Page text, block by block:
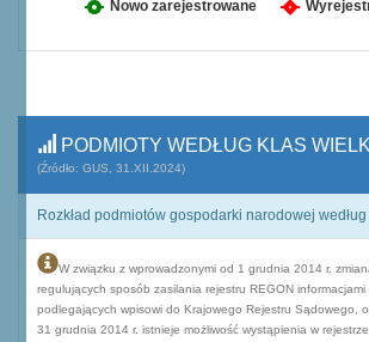
Nowo zarejestrowane
PODMIOTY WEDŁUG KLAS
(Źródło: GUS, 31.XII.2024)
Rozkład podmiotów gospodarki narodowej
W związku z wprowadzonymi od 1 grudnia 2014 r.
regulujących sposób zasilania rejestru REGON
podlegających wpisowi do Krajowego Rejestru Sądowego,
31 grudnia 2014 r. istnieje możliwość wystąpienia w